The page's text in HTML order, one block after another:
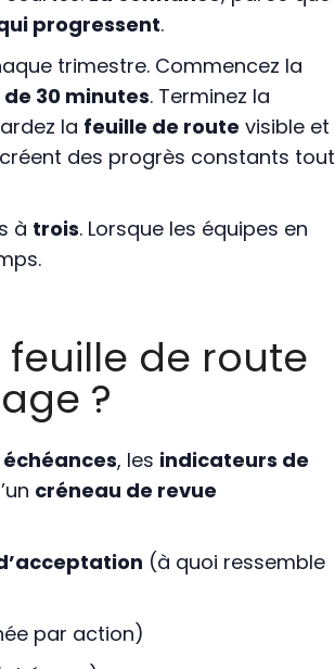
progressent.
trimestre. Commencez la
30 minutes. Terminez la
la feuille de route visible et
des progrès constants tout
à trois. Lorsque les équipes en
de route
?
échéances, les indicateurs de
créneau de revue
(à quoi ressemble
par action)